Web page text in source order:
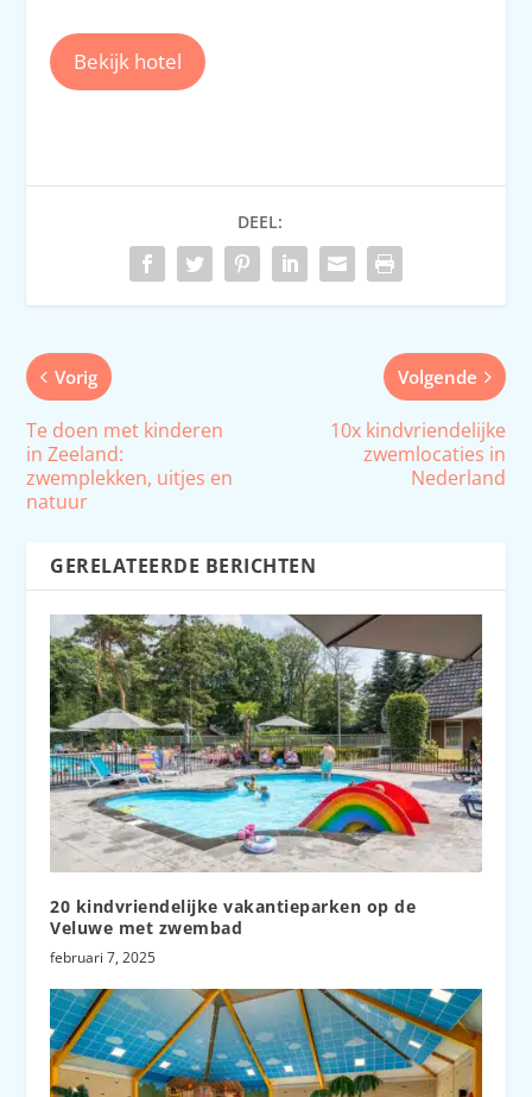
Bekijk hotel
DEEL:
Vorig
Te doen met kinderen
in Zeeland:
zwemplekken, uitjes en
natuur
Volgende
10x kindvriendelijke
zwemlocaties in
Nederland
GERELATEERDE BERICHTEN
20 kindvriendelijke vakantieparken op de
Veluwe met zwembad
februari 7, 2025